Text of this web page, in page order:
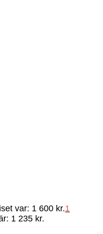
var: 1 600 kr.1
1 235 kr.